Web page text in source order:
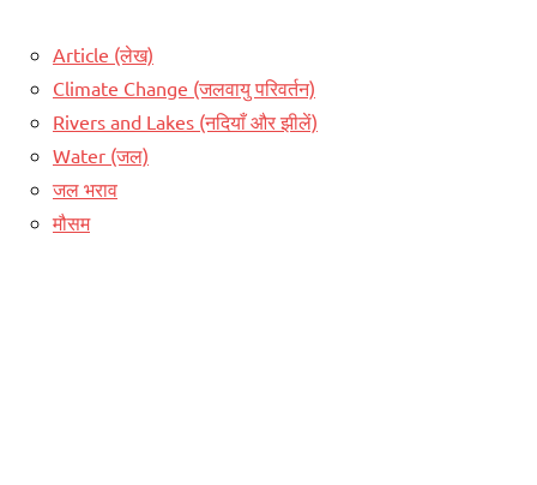
Article (लेख)
Climate Change (जलवायु परिवर्तन)
Rivers and Lakes (नदियाँ और झीलें)
Water (जल)
जल भराव
मौसम